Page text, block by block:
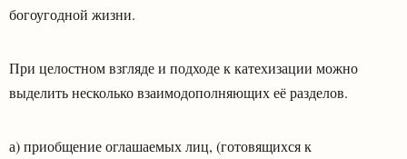
богоугодной жизни.
При целостном взгляде и подходе к катехизации можно
выделить несколько взаимодополняющих её разделов.
а) приобщение оглашаемых лиц, (готовящихся к